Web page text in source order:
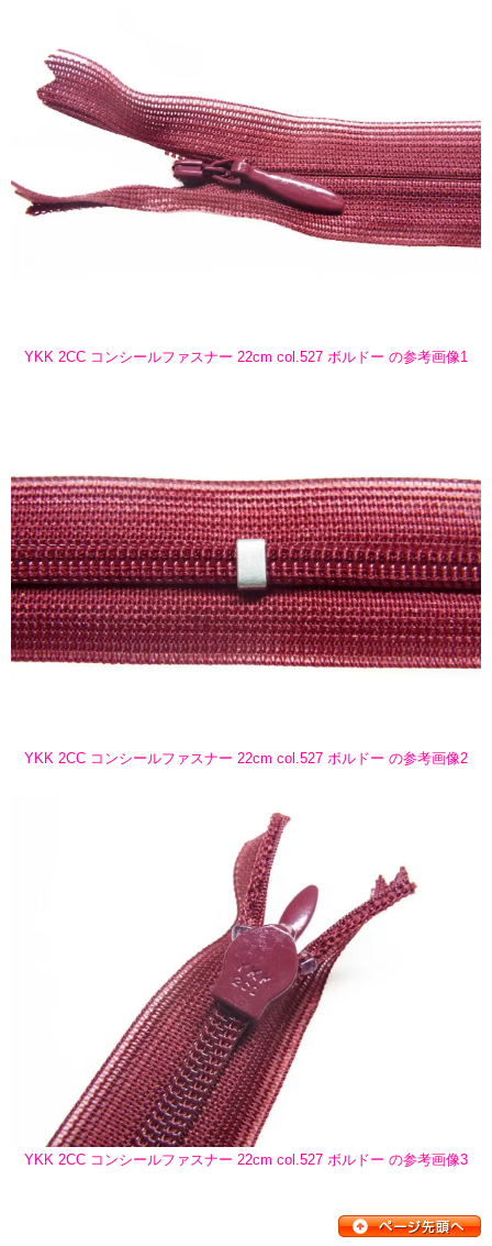
YKK 2CC コンシールファスナー 22cm col.527 ボルドー の参考画像1
YKK 2CC コンシールファスナー 22cm col.527 ボルドー の参考画像2
YKK 2CC コンシールファスナー 22cm col.527 ボルドー の参考画像3